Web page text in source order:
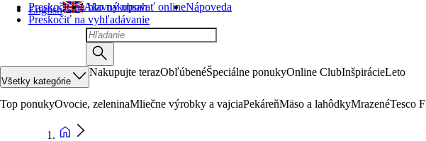
Preskočiť na hlavný obsah
Preskočiť na vyhľadávanie
English Ako nakupovať onlineNápoveda
Všetky kategórie
Nakupujte terazObľúbenéŠpeciálne ponukyOnline ClubInšpirácieLeto
Top ponukyOvocie, zeleninaMliečne výrobky a vajciaPekáreňMäso a lahôdkyMrazenéTesco